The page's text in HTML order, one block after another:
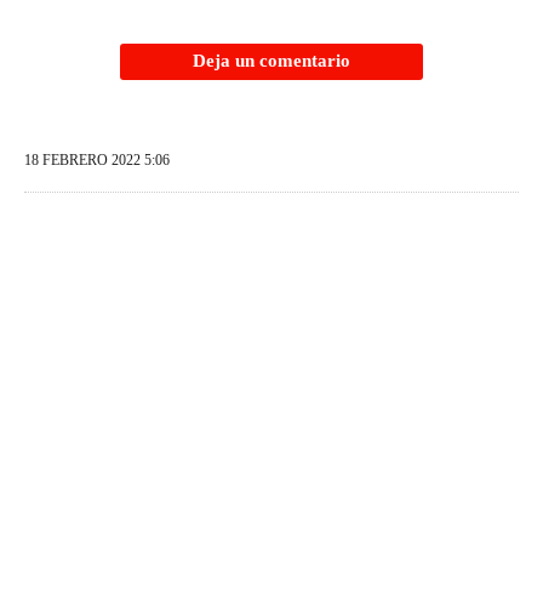
Deja un comentario
18 FEBRERO 2022 5:06